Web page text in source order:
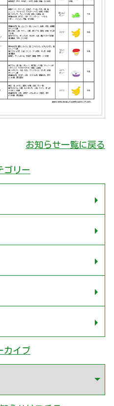
ゴリー
カイブ
お知らせ一覧に戻る